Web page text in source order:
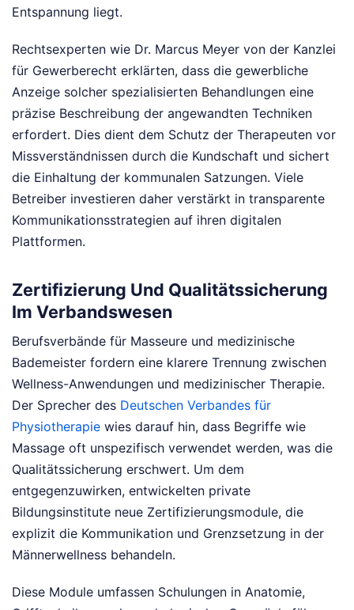
Entspannung liegt.
Rechtsexperten wie Dr. Marcus Meyer von der Kanzlei
für Gewerberecht erklärten, dass die gewerbliche
Anzeige solcher spezialisierten Behandlungen eine
präzise Beschreibung der angewandten Techniken
erfordert. Dies dient dem Schutz der Therapeuten vor
Missverständnissen durch die Kundschaft und sichert
die Einhaltung der kommunalen Satzungen. Viele
Betreiber investieren daher verstärkt in transparente
Kommunikationsstrategien auf ihren digitalen
Plattformen.
Zertifizierung Und Qualitätssicherung
Im Verbandswesen
Berufsverbände für Masseure und medizinische
Bademeister fordern eine klarere Trennung zwischen
Wellness-Anwendungen und medizinischer Therapie.
Der Sprecher des Deutschen Verbandes für
Physiotherapie wies darauf hin, dass Begriffe wie
Massage oft unspezifisch verwendet werden, was die
Qualitätssicherung erschwert. Um dem
entgegenzuwirken, entwickelten private
Bildungsinstitute neue Zertifizierungsmodule, die
explizit die Kommunikation und Grenzsetzung in der
Männerwellness behandeln.
Diese Module umfassen Schulungen in Anatomie,